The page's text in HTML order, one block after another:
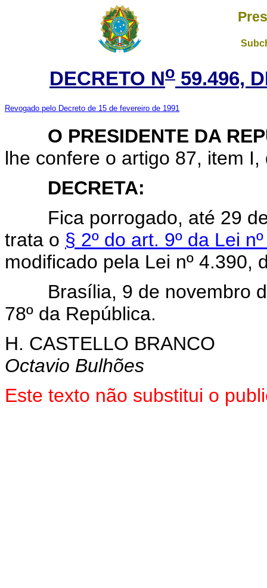
DECRETO No 59.496,
Revogado pelo Decreto de 15 de fevereiro de 1991
O PRESIDENTE DA
lhe confere o artigo 87, item
DECRETA:
Fica porrogado, até 29 de
trata o § 2º do art. 9º da Lei
modificado pela Lei nº 4.390,
Brasília, 9 de novembro
78º da República.
H. CASTELLO BRANCO
Octavio Bulhões
Este texto não substitui o